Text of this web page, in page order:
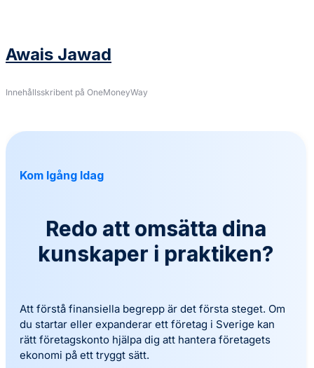
Awais Jawad
Innehållsskribent på OneMoneyWay
Kom Igång Idag
Redo att omsätta dina
kunskaper i praktiken?
Att förstå finansiella begrepp är det första steget. Om
du startar eller expanderar ett företag i Sverige kan
rätt företagskonto hjälpa dig att hantera företagets
ekonomi på ett tryggt sätt.